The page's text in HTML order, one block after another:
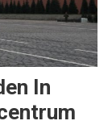
In